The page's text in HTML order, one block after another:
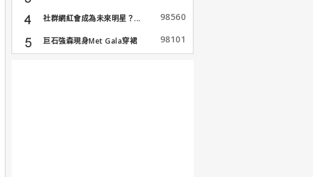
社群網紅會成為未來明星？... 98560
巨石強森現身Met Gala穿裙
子...
98101